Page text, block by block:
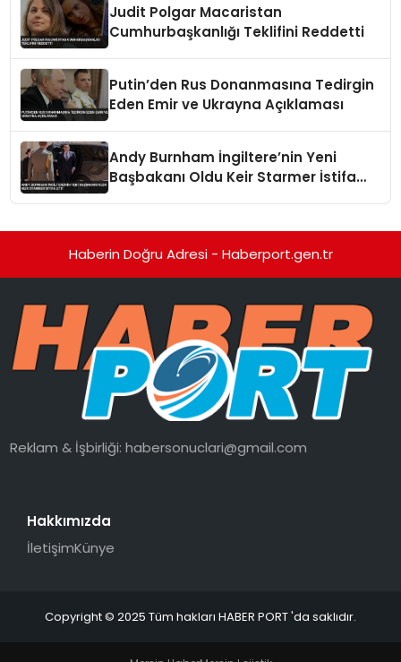
Judit Polgar Macaristan
Cumhurbaşkanlığı Teklifini Reddetti
Putin’den Rus Donanmasına Tedirgin
Eden Emir ve Ukrayna Açıklaması
Andy Burnham İngiltere’nin Yeni
Başbakanı Oldu Keir Starmer İstifa
Haberin Doğru Adresi - Haberport.gen.tr
Reklam & İşbirliği:habersonuclari@gmail.com
Hakkımızda
İletişimKünye
Copyright © 2025 Tüm hakları HABER PORT 'da saklıdır.